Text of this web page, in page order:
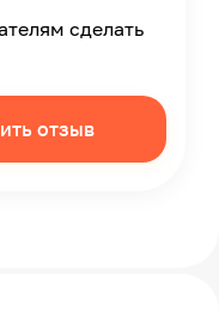
сделать
отзыв